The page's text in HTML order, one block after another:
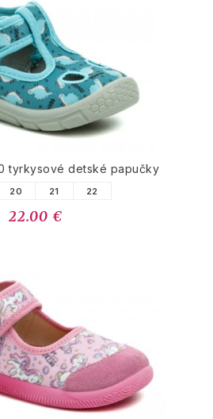
tyrkysové detské papučky
20 21 22
22.00 €